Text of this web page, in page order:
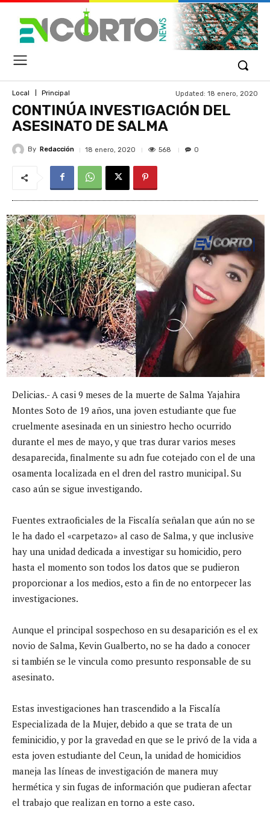
Local Principal Updated: 18 enero, 2020
CONTINÚA INVESTIGACIÓN DEL
ASESINATO DE SALMA
By Redacción 18 enero, 2020 568 0
Delicias.- A casi 9 meses de la muerte de Salma Yajahira
Montes Soto de 19 años, una joven estudiante que fue
cruelmente asesinada en un siniestro hecho ocurrido
durante el mes de mayo, y que tras durar varios meses
desaparecida, finalmente su adn fue cotejado con el de una
osamenta localizada en el dren del rastro municipal. Su
caso aún se sigue investigando.
Fuentes extraoficiales de la Fiscalía señalan que aún no se
le ha dado el «carpetazo» al caso de Salma, y que inclusive
hay una unidad dedicada a investigar su homicidio, pero
hasta el momento son todos los datos que se pudieron
proporcionar a los medios, esto a fin de no entorpecer las
investigaciones.
Aunque el principal sospechoso en su desaparición es el ex
novio de Salma, Kevin Gualberto, no se ha dado a conocer
si también se le vincula como presunto responsable de su
asesinato.
Estas investigaciones han trascendido a la Fiscalía
Especializada de la Mujer, debido a que se trata de un
feminicidio, y por la gravedad en que se le privó de la vida a
esta joven estudiante del Ceun, la unidad de homicidios
maneja las líneas de investigación de manera muy
hermética y sin fugas de información que pudieran afectar
el trabajo que realizan en torno a este caso.